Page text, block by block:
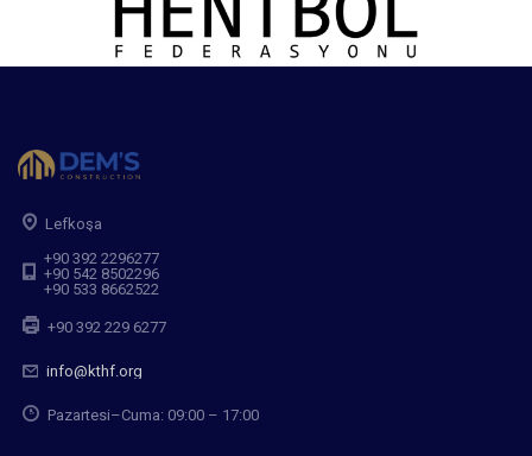
Lefkoşa
+90 392 2296277
+90 542 8502296
+90 533 8662522
+90 392 229 6277
info@kthf.org
Pazartesi–Cuma: 09:00 – 17:00